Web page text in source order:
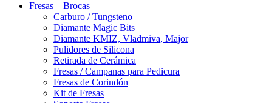
Fresas – Brocas
Carburo / Tungsteno
Diamante Magic Bits
Diamante KMIZ, Vladmiva, Major
Pulidores de Silicona
Retirada de Cerámica
Fresas / Campanas para Pedicura
Fresas de Corindón
Kit de Fresas